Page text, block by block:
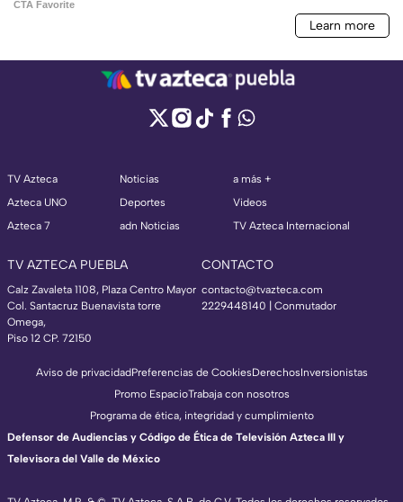
TV Azteca
Azteca UNO
Azteca 7
Noticias
Deportes
adn Noticias
a más +
Videos
TV Azteca Internacional
TV AZTECA PUEBLA
Calz Zavaleta 1108, Plaza Centro Mayor
Col. Santacruz Buenavista torre
Omega,
Piso 12 CP. 72150
CONTACTO
contacto@tvazteca.com
2229448140 | Conmutador
Aviso de privacidadPreferencias de CookiesDerechosInversionistas
Promo EspacioTrabaja con nosotros
Programa de ética, integridad y cumplimiento
Defensor de Audiencias y Código de Ética de Televisión Azteca III y
Televisora del Valle de México